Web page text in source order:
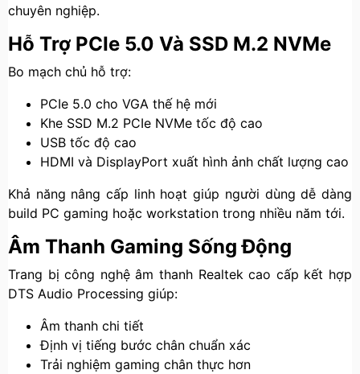
chuyên nghiệp.
Hỗ Trợ PCIe 5.0 Và SSD M.2 NVMe
Bo mạch chủ hỗ trợ:
PCIe 5.0 cho VGA thế hệ mới
Khe SSD M.2 PCIe NVMe tốc độ cao
USB tốc độ cao
HDMI và DisplayPort xuất hình ảnh chất lượng cao
Khả năng nâng cấp linh hoạt giúp người dùng dễ dàng
build PC gaming hoặc workstation trong nhiều năm tới.
Âm Thanh Gaming Sống Động
Trang bị công nghệ âm thanh Realtek cao cấp kết hợp
DTS Audio Processing giúp:
Âm thanh chi tiết
Định vị tiếng bước chân chuẩn xác
Trải nghiệm gaming chân thực hơn